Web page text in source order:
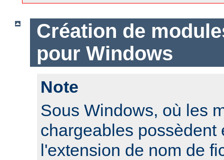
Création de
pour Windows
Note
Sous Windows, où les
chargeables possèdent
l'extension de nom de